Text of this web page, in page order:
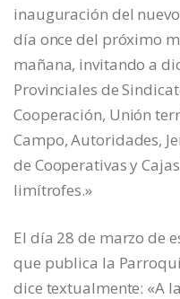
inauguración del
día once del próximo
mañana, invitando a
Provinciales de
Cooperación, Unión
Campo, Autoridades,
de Cooperativas y
limítrofes.»
El día 28 de marzo de
que publica la
dice textualmente: «A